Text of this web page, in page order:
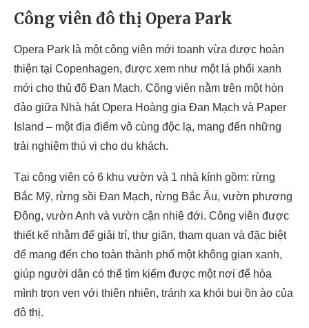
Công viên đô thị Opera Park
Opera Park là một công viên mới toanh vừa được hoàn
thiện tại Copenhagen, được xem như một lá phổi xanh
mới cho thủ đô Đan Mạch. Công viên nằm trên một hòn
đảo giữa Nhà hát Opera Hoàng gia Đan Mạch và Paper
Island – một địa điểm vô cùng độc lạ, mang đến những
trải nghiệm thú vị cho du khách.
Tại công viên có 6 khu vườn và 1 nhà kính gồm: rừng
Bắc Mỹ, rừng sồi Đan Mạch, rừng Bắc Âu, vườn phương
Đông, vườn Anh và vườn cận nhiệ đới. Công viên được
thiết kế nhằm để giải trí, thư giãn, tham quan và đặc biệt
để mang đến cho toàn thành phố một không gian xanh,
giúp người dân có thể tìm kiếm được một nơi để hòa
mình trọn vẹn với thiên nhiên, tránh xa khói bụi ồn ào của
đô thị.